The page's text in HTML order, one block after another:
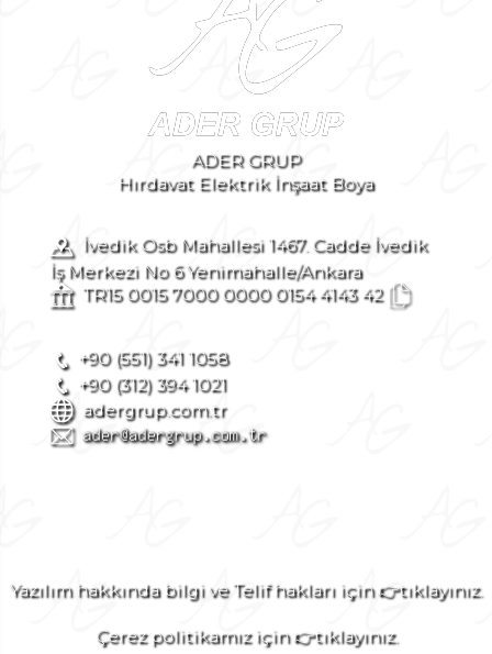
ADER GRUP
Hırdavat Elektrik İnşaat Boya
İvedik Osb Mahallesi 1467. Cadde İvedik
İş Merkezi No 6 Yenimahalle/Ankara
TR15 0015 7000 0000 0154 4143 42
+90 (551) 341 1058
+90 (312) 394 1021
adergrup.com.tr
Yazılım hakkında bilgi ve Telif hakları için 👉tıklayınız.
Çerez politikamız için 👉tıklayınız.